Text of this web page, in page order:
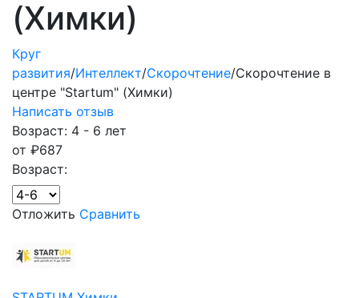
(Химки)
Круг
развития/Интеллект/Скорочтение/Скорочтение в
центре "Startum" (Химки)
Написать отзыв
Возраст: 4 - 6 лет
от ₽687
Возраст:
Отложить Сравнить